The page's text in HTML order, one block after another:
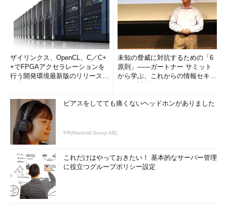
ザイリンクス、OpenCL、C／C+
+でFPGAアクセラレーションを
行う開発環境最新版のリリースを
未知の脅威に対抗するための「6
原則」――ガートナー サミット
から学ぶ、これからの情報セキュ
ピアスをしてても痛くないヘッドホンがありました
PR(Marshall Group AB)
これだけはやっておきたい！ 基本的なサーバー管理
に役立つグループポリシー設定